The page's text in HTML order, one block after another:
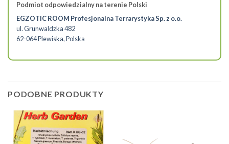
Podmiot odpowiedzialny na terenie Polski
EGZOTIC ROOM Profesjonalna Terrarystyka Sp. z o.o.
ul. Grunwaldzka 482
62-064 Plewiska, Polska
PODOBNE PRODUKTY